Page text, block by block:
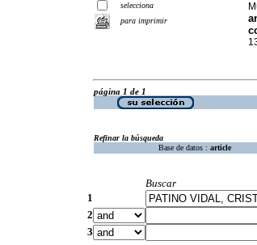
selecciona
para imprimir
página 1 de 1
Refinar la búsqueda
Base de datos : article
Buscar
1
2
3